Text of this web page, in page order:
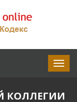
КОЛЛЕГИИ